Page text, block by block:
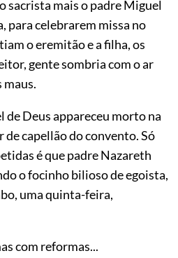
sacrista mais o padre Miguel
para celebrarem missa no
o eremitão e a filha, os
gente sombria com o ar
de Deus appareceu morto na
de capellão do convento. Só
é que padre Nazareth
o focinho bilioso de egoista,
uma quinta-feira,
com reformas...